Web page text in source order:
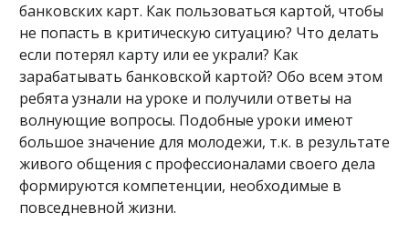
банковских карт. Как пользоваться картой, чтобы
не попасть в критическую ситуацию? Что делать
если потерял карту или ее украли? Как
зарабатывать банковской картой? Обо всем этом
ребята узнали на уроке и получили ответы на
волнующие вопросы. Подобные уроки имеют
большое значение для молодежи, т.к. в результате
живого общения с профессионалами своего дела
формируются компетенции, необходимые в
повседневной жизни.